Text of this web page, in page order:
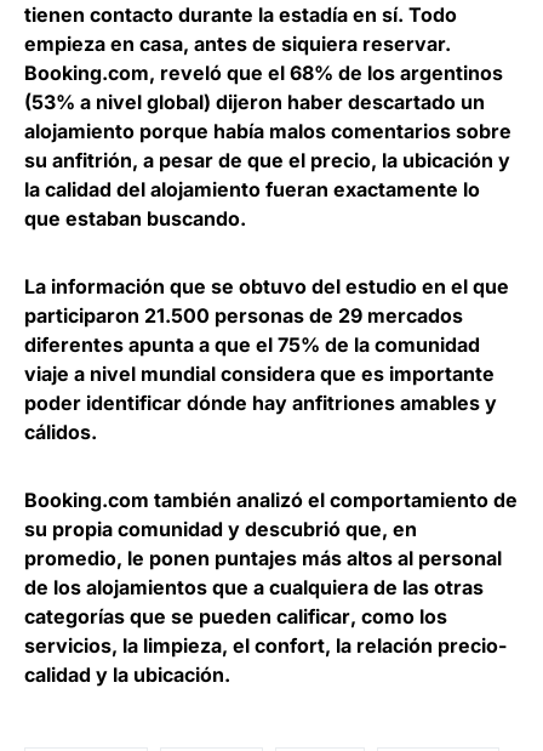
tienen contacto durante la estadía en sí. Todo
empieza en casa, antes de siquiera reservar.
Booking.com, reveló que el 68% de los argentinos
(53% a nivel global) dijeron haber descartado un
alojamiento porque había malos comentarios sobre
su anfitrión, a pesar de que el precio, la ubicación y
la calidad del alojamiento fueran exactamente lo
que estaban buscando.
La información que se obtuvo del estudio en el que
participaron 21.500 personas de 29 mercados
diferentes apunta a que el 75% de la comunidad
viaje a nivel mundial considera que es importante
poder identificar dónde hay anfitriones amables y
cálidos.
Booking.com también analizó el comportamiento de
su propia comunidad y descubrió que, en
promedio, le ponen puntajes más altos al personal
de los alojamientos que a cualquiera de las otras
categorías que se pueden calificar, como los
servicios, la limpieza, el confort, la relación precio-
calidad y la ubicación.